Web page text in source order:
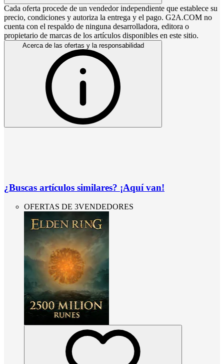
Cada oferta procede de un vendedor independiente que establece su
precio, condiciones y autoriza la entrega y el pago. G2A.COM no
cuenta con el respaldo de ninguna desarrolladora, editora o
propietario de marcas de los artículos disponibles en este sitio.
Acerca de las ofertas y la responsabilidad
¿Buscas artículos similares? ¡Aquí van!
OFERTAS DE 3VENDEDORES